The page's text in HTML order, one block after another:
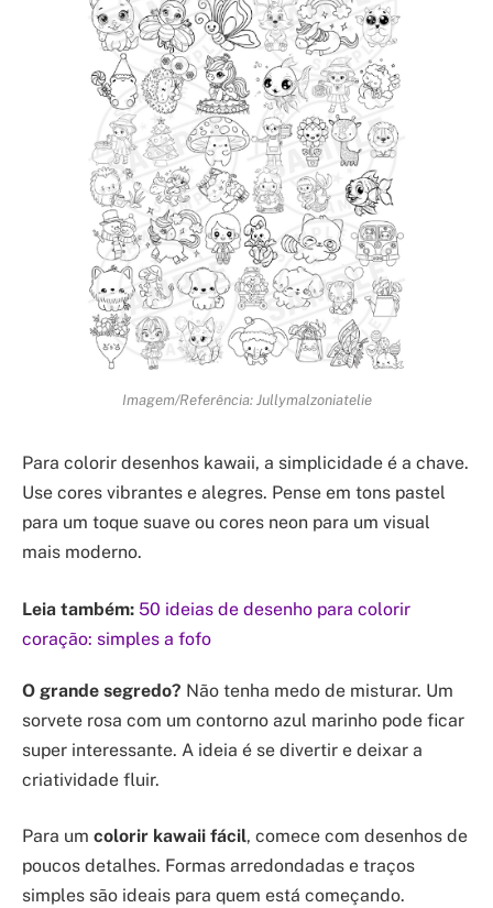
Imagem/Referência: Jullymalzoniatelie
Para colorir desenhos kawaii, a simplicidade é a chave.
Use cores vibrantes e alegres. Pense em tons pastel
para um toque suave ou cores neon para um visual
mais moderno.
Leia também: 50 ideias de desenho para colorir
coração: simples a fofo
O grande segredo? Não tenha medo de misturar. Um
sorvete rosa com um contorno azul marinho pode ficar
super interessante. A ideia é se divertir e deixar a
criatividade fluir.
Para um colorir kawaii fácil, comece com desenhos de
poucos detalhes. Formas arredondadas e traços
simples são ideais para quem está começando.